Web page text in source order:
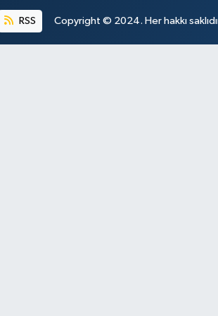
RSS Copyright © 2024. Her hakkı